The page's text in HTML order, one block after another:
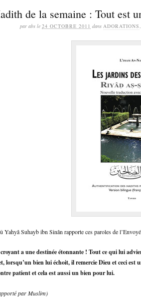
de la semaine : Tout est
par abs le 24 OCTOBRE 2011 dans ADORATIONS,
Yahyâ Suhayb ibn Sinân rapporte ces paroles de
a une destinée étonnante ! Tout ce qui lui
lorsqu’un bien lui échoit, il remercie Dieu et ceci
patient et cela est aussi un bien pour lui.
par Muslim)